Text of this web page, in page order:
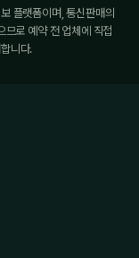
플랫폼이며, 통신판매의
므로 예약 전 업체에 직접
니다.